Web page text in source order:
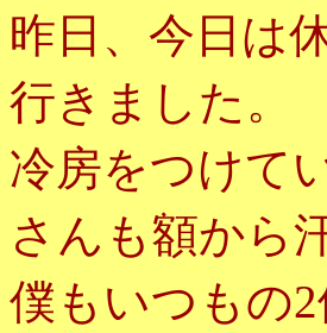
昨日、今日は
行きました。
冷房をつけて
さんも額から
僕もいつもの2